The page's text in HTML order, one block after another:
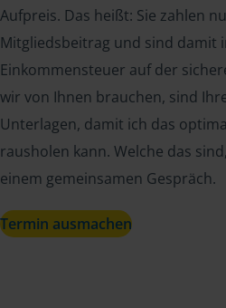
Aufpreis. Das heißt: Sie zahlen
Mitgliedsbeitrag und sind damit
Einkommensteuer auf der
wir von Ihnen brauchen, sind
Unterlagen, damit ich das
rausholen kann. Welche das
einem gemeinsamen Gespräch.
Termin ausmachen